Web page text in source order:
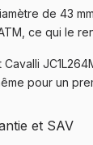
de 43
ce qui le
Cavalli
pour un
et SAV